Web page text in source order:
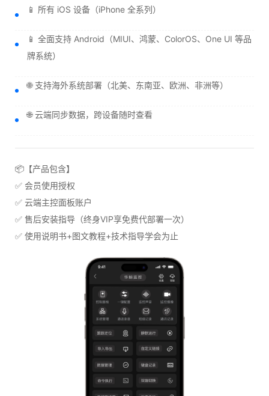
📱 所有 iOS 设备（iPhone 全系列）
📱 全面支持 Android（MIUI、鸿蒙、ColorOS、One UI 等品
牌系统）
🌐 支持海外系统部署（北美、东南亚、欧洲、非洲等）
🌐 云端同步数据，跨设备随时查看
📦【产品包含】
✅ 会员使用授权
✅ 云端主控面板账户
✅ 售后安装指导（终身VIP享免费代部署一次）
✅ 使用说明书+图文教程+技术指导学会为止